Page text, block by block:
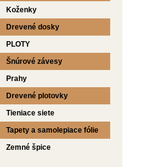
Koženky
Drevené dosky
PLOTY
Šnúrové závesy
Prahy
Drevené plotovky
Tieniace siete
Tapety a samolepiace fólie
Zemné špice